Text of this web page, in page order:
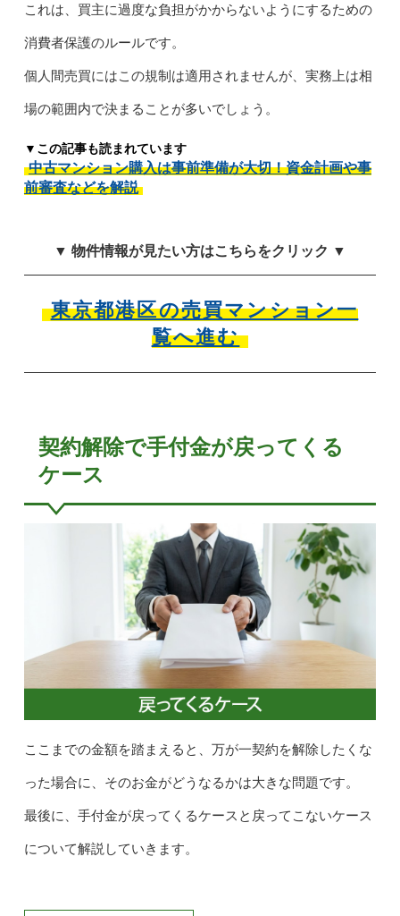
これは、買主に過度な負担がかからないようにするための
消費者保護のルールです。
個人間売買にはこの規制は適用されませんが、実務上は相
場の範囲内で決まることが多いでしょう。
▼この記事も読まれています
中古マンション購入は事前準備が大切！資金計画や事
前審査などを解説
▼ 物件情報が見たい方はこちらをクリック ▼
東京都港区の売買マンション一
覧へ進む
契約解除で手付金が戻ってくる
ケース
ここまでの金額を踏まえると、万が一契約を解除したくな
った場合に、そのお金がどうなるかは大きな問題です。
最後に、手付金が戻ってくるケースと戻ってこないケース
について解説していきます。